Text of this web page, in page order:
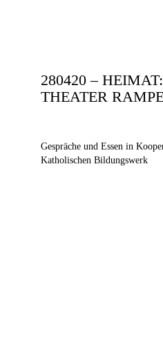
280420 –
THEATER
Gespräche und Essen in
Katholischen Bildungswerk